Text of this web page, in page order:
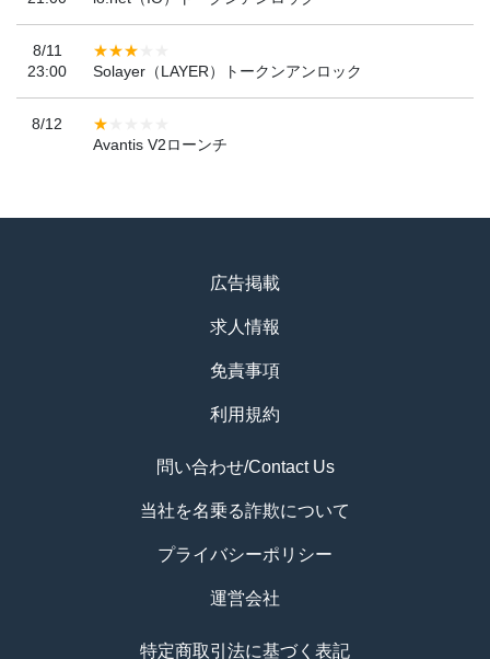
8/11
23:00
Solayer（LAYER）トークンアンロック
8/12
Avantis V2ローンチ
広告掲載
求人情報
免責事項
利用規約
問い合わせ/Contact Us
当社を名乗る詐欺について
プライバシーポリシー
運営会社
特定商取引法に基づく表記